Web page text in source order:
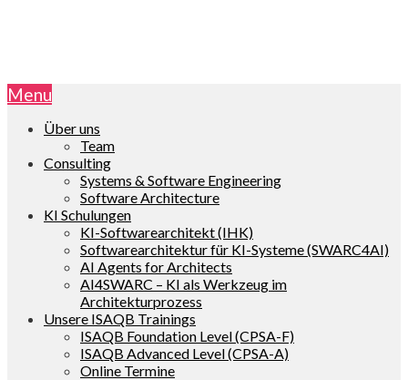
Menu
Über uns
Team
Consulting
Systems & Software Engineering
Software Architecture
KI Schulungen
KI-Softwarearchitekt (IHK)
Softwarearchitektur für KI-Systeme (SWARC4AI)
AI Agents for Architects
AI4SWARC – KI als Werkzeug im
Architekturprozess
Unsere ISAQB Trainings
ISAQB Foundation Level (CPSA-F)
ISAQB Advanced Level (CPSA-A)
Online Termine